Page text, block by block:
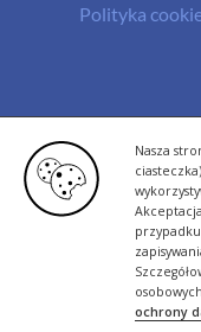
Nasza
ochrony
Polityka